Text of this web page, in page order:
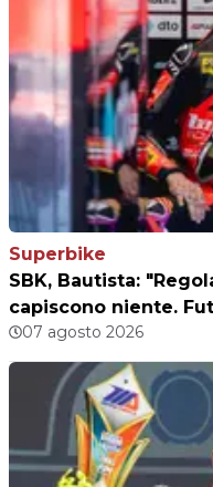
Superbike
SBK, Bautista:
capiscono niente.
07 agosto 2026